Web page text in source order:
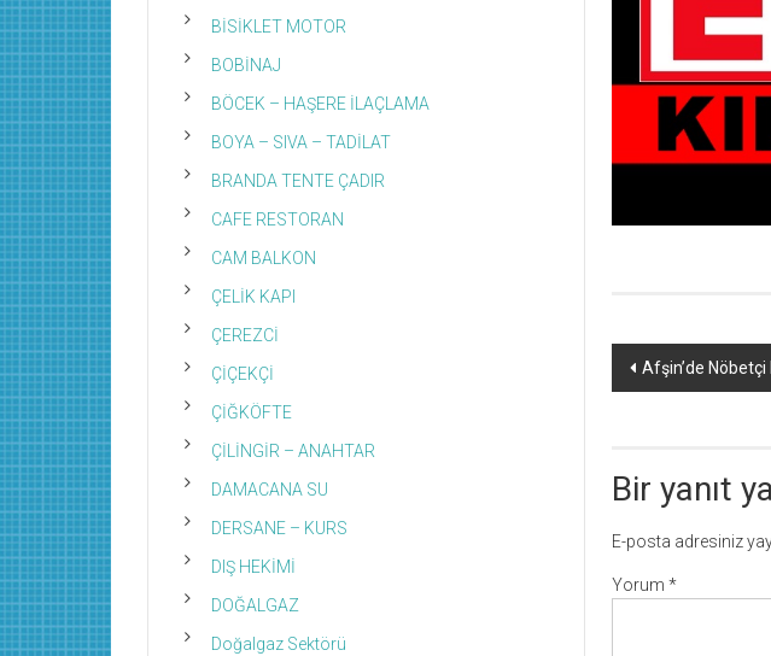
Yazı
Afşin’de
Bir yanıt
E-posta adresiniz
Yorum *
BİSİKLET MOTOR
BOBİNAJ
BÖCEK – HAŞERE İLAÇLAMA
BOYA – SIVA – TADİLAT
BRANDA TENTE ÇADIR
CAFE RESTORAN
CAM BALKON
ÇELİK KAPI
ÇEREZCİ
ÇİÇEKÇİ
ÇİĞKÖFTE
ÇİLİNGİR – ANAHTAR
DAMACANA SU
DERSANE – KURS
DIŞ HEKİMİ
DOĞALGAZ
Doğalgaz Sektörü